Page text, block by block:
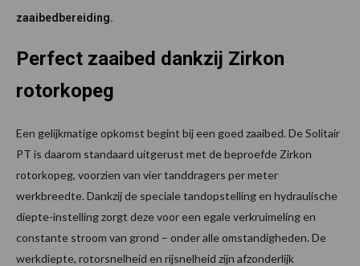
zaaibedbereiding.
Perfect zaaibed dankzij Zirkon
rotorkopeg
Een gelijkmatige opkomst begint bij een goed zaaibed. De Solitair
PT is daarom standaard uitgerust met de beproefde Zirkon
rotorkopeg, voorzien van vier tanddragers per meter
werkbreedte. Dankzij de speciale tandopstelling en hydraulische
diepte-instelling zorgt deze voor een egale verkruimeling en
constante stroom van grond – onder alle omstandigheden. De
werkdiepte, rotorsnelheid en rijsnelheid zijn afzonderlijk